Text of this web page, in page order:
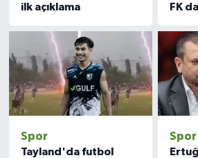
ilk açıklama
FK
Spor
Tayland'da futbol
Spor